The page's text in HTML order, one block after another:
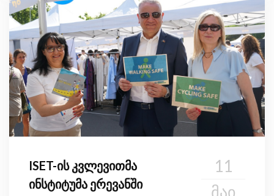
ISET-ის კვლევითმა
ინსტიტუმა ერევანში
11
ᲛᲐᲘ